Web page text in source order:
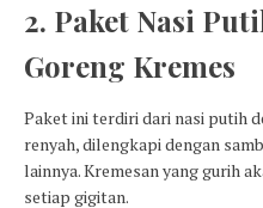
2. Paket Nasi
Goreng Kremes
Paket ini terdiri dari nasi putih
renyah, dilengkapi dengan
lainnya. Kremesan yang gurih
setiap gigitan.